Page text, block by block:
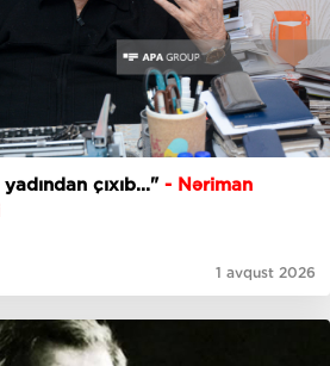
çıxıb..." - Nəriman
1 avqust 2026